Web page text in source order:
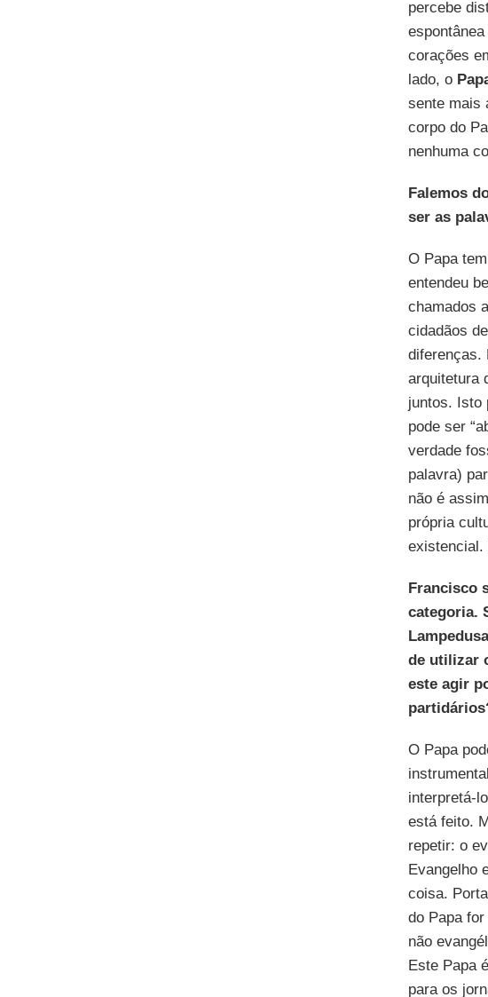
percebe
corações
lado, o
sente mais
corpo do
nenhuma
Falemos
ser as
O Papa
entendeu
chamados
cidadãos
diferenças.
arquitetura
juntos. Isto
pode ser
verdade
palavra)
não é
própria
existencial.
Francisco
categoria.
de utilizar
este agir
O Papa
interpretá-
está feito.
repetir: o
Evangelho
coisa.
do Papa
não
Este Papa
para os